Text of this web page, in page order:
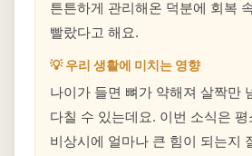
튼튼하게 관리해온 덕분에 회복
빨랐다고 해요.
💡 우리 생활에 미치는 영향
나이가 들면 뼈가 약해져 살짝만
다칠 수 있는데요. 이번 소식은
비상시에 얼마나 큰 힘이 되는지